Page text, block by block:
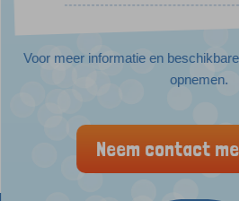
Voor meer informatie en
opnemen.
Neem contact